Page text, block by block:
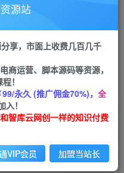
APP下载
GO
操作执行即可(第三期
关注 私信
源站
享，市面上收费几百几千
商运营、脚本源码等资源，
！
永久 (推广佣金70%)， 全
！
智库云网创一样的知识付费
VIP会员 加盟当站长